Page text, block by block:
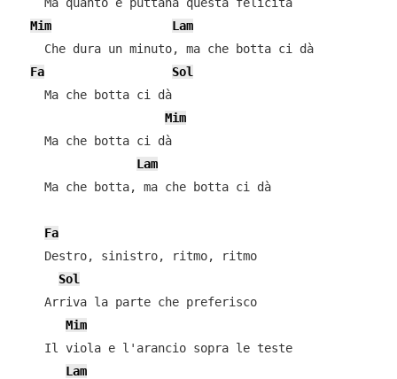
Mim
Lam
    Che dura un minuto, ma che botta ci dà
Fa
Sol
    Ma che botta ci dà
Mim
    Ma che botta ci dà
Lam
    Ma che botta, ma che botta ci dà
Fa
    Destro, sinistro, ritmo, ritmo
Sol
    Arriva la parte che preferisco
Mim
    Il viola e l'arancio sopra le teste
Lam